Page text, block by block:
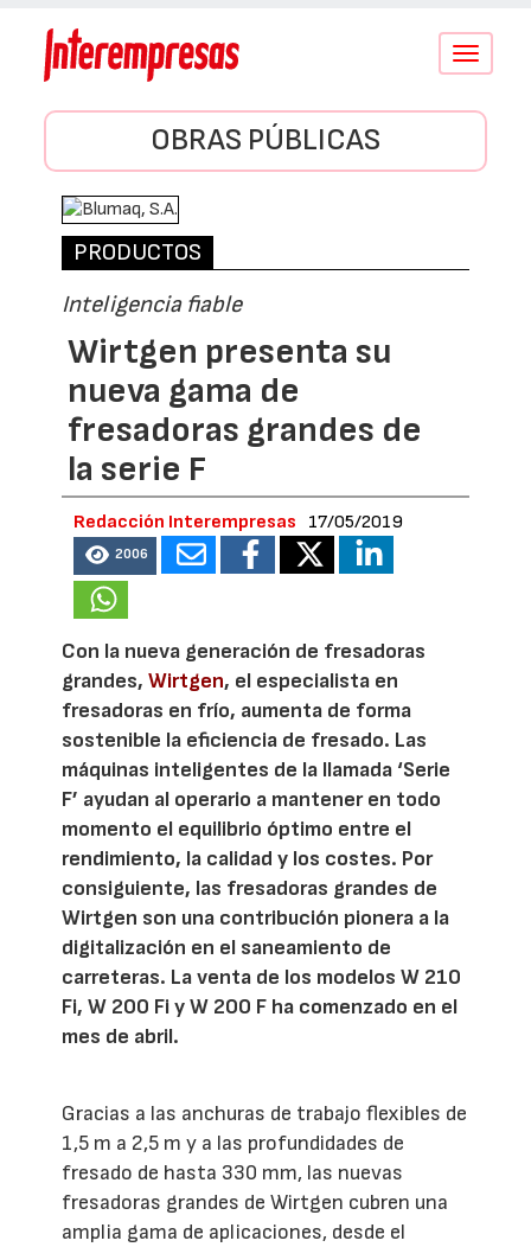
Conmutar
OBRAS PÚBLICAS
PRODUCTOS
Inteligencia fiable
Wirtgen presenta su
nueva gama de
fresadoras grandes de
la serie F
Redacción Interempresas 17/05/2019
2006
Con la nueva generación de fresadoras
grandes,Wirtgen, el especialista en
fresadoras en frío, aumenta de forma
sostenible la eficiencia de fresado. Las
máquinas inteligentes de la llamada ‘Serie
F’ ayudan al operario a mantener en todo
momento el equilibrio óptimo entre el
rendimiento, la calidad y los costes. Por
consiguiente, las fresadoras grandes de
Wirtgen son una contribución pionera a la
digitalización en el saneamiento de
carreteras. La venta de los modelos W 210
Fi, W 200 Fi y W 200 F ha comenzado en el
mes de abril.
Gracias a las anchuras de trabajo flexibles de
1,5 m a 2,5 m y a las profundidades de
fresado de hasta 330 mm, las nuevas
fresadoras grandes de Wirtgen cubren una
amplia gama de aplicaciones, desde el